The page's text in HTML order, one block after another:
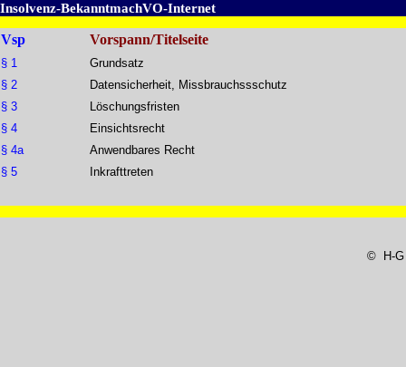
Insolvenz-BekanntmachVO-Internet
Vsp Vorspann/Titelseite
§ 1
§ 2
§ 3
§ 4
§ 4a
§ 5
Grundsatz
Datensicherheit, Missbrauchssschutz
Löschungsfristen
Einsichtsrecht
Anwendbares Recht
Inkrafttreten
© H-G